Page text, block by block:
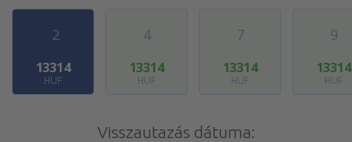
2
13314
HUF
4
13314
HUF
7
13314
HUF
9
13314
HUF
Visszautazás dátuma: